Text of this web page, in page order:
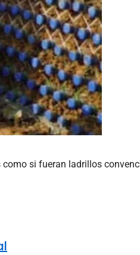
si fueran ladrillos